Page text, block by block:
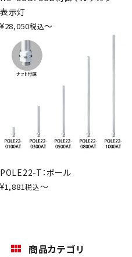
表示灯
¥28,050税込〜
POLE22-T：ポール
¥1,881税込〜
商品カテゴリ